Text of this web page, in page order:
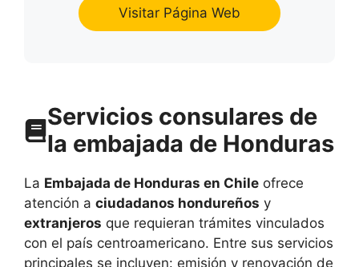
Visitar Página Web
Servicios consulares de
la embajada de Honduras
La Embajada de Honduras en Chile ofrece
atención a ciudadanos hondureños y
extranjeros que requieran trámites vinculados
con el país centroamericano. Entre sus servicios
principales se incluyen: emisión y renovación de